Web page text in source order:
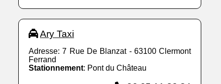
Ary Taxi
Adresse: 7 Rue De Blanzat - 63100 Clermont
Ferrand
Stationnement: Pont du Château